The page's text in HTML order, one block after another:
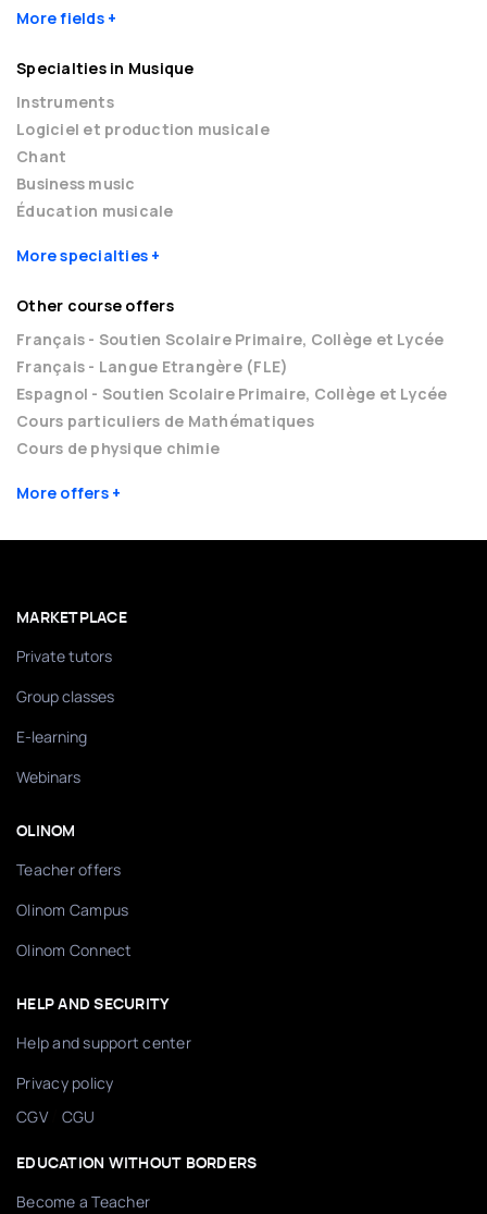
More fields
Specialties in Musique
Instruments
Logiciel et production musicale
Chant
Business music
Éducation musicale
More specialties
Other course offers
Français - Soutien Scolaire Primaire, Collège et Lycée
Français - Langue Etrangère (FLE)
Espagnol - Soutien Scolaire Primaire, Collège et Lycée
Cours particuliers de Mathématiques
Cours de physique chimie
More offers
MARKETPLACE
Private tutors
Group classes
E-learning
Webinars
OLINOM
Teacher offers
Olinom Campus
Olinom Connect
HELP AND SECURITY
Help and support center
Privacy policy
CGV/ CGU
EDUCATION WITHOUT BORDERS
Become a Teacher